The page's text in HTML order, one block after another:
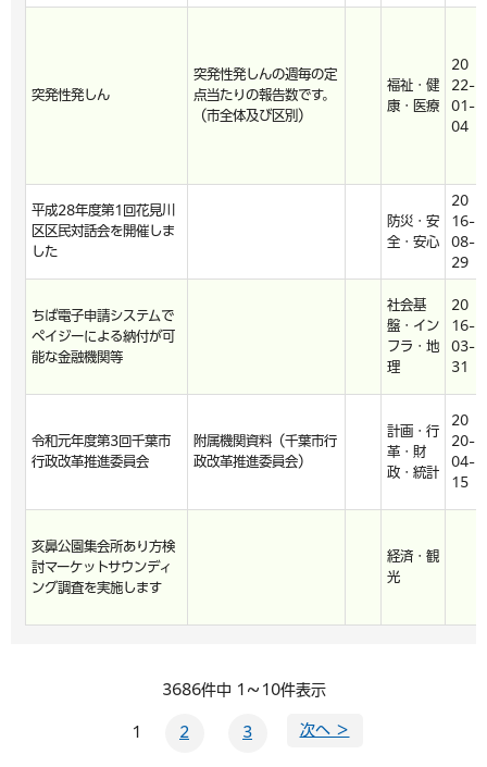
突発性発しん
突発性発しんの週毎の定
点当たりの報告数です。
（市全体及び区別）
福祉・健
康・医療
20
22-
01-
04
平成28年度第1回花見川
区区民対話会を開催しま
した
防災・安
全・安心
20
16-
08-
29
ちば電子申請システムで
ペイジーによる納付が可
能な金融機関等
社会基
盤・イン
フラ・地
理
20
16-
03-
31
令和元年度第3回千葉市
行政改革推進委員会
附属機関資料（千葉市行
政改革推進委員会）
計画・行
革・財
政・統計
20
20-
04-
15
亥鼻公園集会所あり方検
討マーケットサウンディ
ング調査を実施します
経済・観
光
3686件中 1～10件表示
1 2 3 次へ ＞